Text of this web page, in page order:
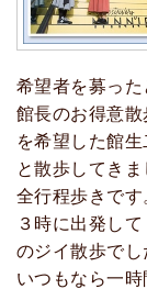
希望者を募った
館長のお得意
を希望した館
と散歩してきま
全行程歩きです
３時に出発し
のジイ散歩でし
いつもなら一